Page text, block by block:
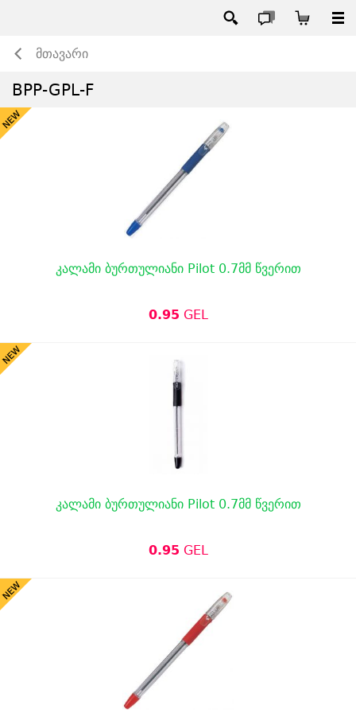
მთავარი
BPP-GPL-F
კალამი ბურთულიანი Pilot 0.7მმ წვერით
0.95 GEL
კალამი ბურთულიანი Pilot 0.7მმ წვერით
0.95 GEL